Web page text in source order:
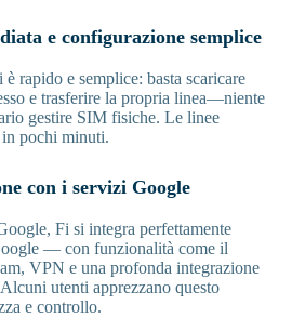
e configurazione semplice
rapido e semplice: basta scaricare
e trasferire la propria linea—niente
gestire SIM fisiche. Le linee
in pochi minuti.
con i servizi Google
Fi si integra perfettamente
— con funzionalità come il
VPN e una profonda integrazione
utenti apprezzano questo
e controllo.